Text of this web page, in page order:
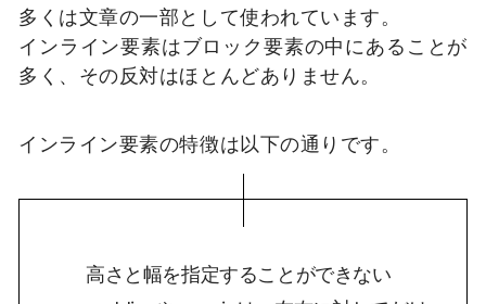
多くは文章の一部として使われています。
インライン要素はブロック要素の中にあることが
多く、その反対はほとんどありません。
インライン要素の特徴は以下の通りです。
高さと幅を指定することができない